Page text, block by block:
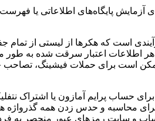
آزمایش پایگاه‌های اطلاعاتی یا
است که هکرها از لیستی از
هر اطلاعات اعتبار سرقت شده به
است برای حملات فیشینگ، تصاحب
و سپس از همان رمز عبور برای حساب پرایم آمازون
برای محاسبه و حدس زدن همه گذرواژه
و سایت رمزهای عبور منحصر به فرد